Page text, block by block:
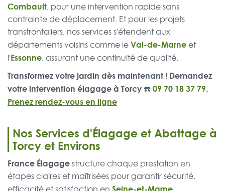
Combault, pour une intervention rapide sans
contrainte de déplacement. Et pour les projets
transfrontaliers, nos services s'étendent aux
départements voisins comme leVal-de-Marne et
l'Essonne, assurant une continuité de qualité.
Transformez votre jardin dès maintenant ! Demandez
votre intervention élagage à Torcy ☎️09 70 18 37 79.
Prenez rendez-vous en ligne
Nos Services d'Élagage et Abattage à
Torcy et Environs
France Élagagestructure chaque prestation en
étapes claires et maîtrisées pour garantir sécurité,